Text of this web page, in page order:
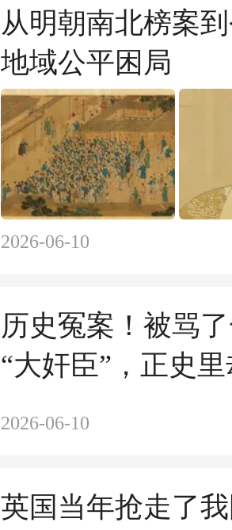
从明朝南北榜案
地域公平困局
2026-06-10
历史冤案！被骂
“大奸臣”，正史
2026-06-10
英国当年抢走了